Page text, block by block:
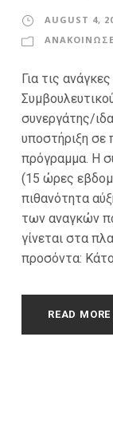
AUGUST 4,
Για τις
συνεργάτης/
υποστήριξη σε
πρόγραμμα. Η
(15 ώρες
πιθανότητα
των αναγκών
γίνεται στα
προσόντα:
READ MORE